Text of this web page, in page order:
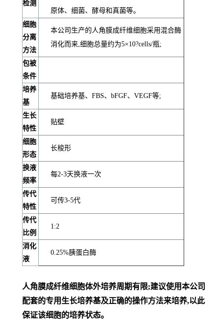
检测
原体、细菌、酵母和真菌等。
细胞
分离
方法
本公司生产的人角膜成纤维细胞采用混合酶
消化而来,细胞总量约为5×10?cells/瓶;
包被
条件
培养
基
基础培养基、FBS、bFGF、VEGF等;
生长
特性
贴壁
细胞
形态
长梭形
换液
频率
每2-3天换液一次
传代
特性
可传3-5代
传代
比例
1:2
消化
液
0.25%胰蛋白酶
人角膜成纤维细胞体外培养周期有限;建议使用本公司
配套的专用生长培养基及正确的操作方法来培养,以此
保证该细胞的培养状态。